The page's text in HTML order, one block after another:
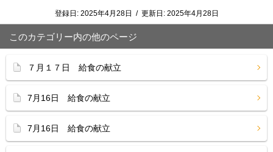
登録日: 2025年4月28日 / 更新日: 2025年4月28日
このカテゴリー内の他のページ
７月１７日 給食の献立
7月16日 給食の献立
7月16日 給食の献立